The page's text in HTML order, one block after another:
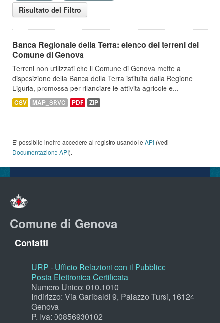
Risultato del Filtro
Banca Regionale della Terra: elenco dei terreni del
Comune di Genova
Terreni non utilizzati che il Comune di Genova mette a
disposizione della Banca della Terra istituita dalla Regione
Liguria, promossa per rilanciare le attività agricole e...
CSV MAP_SRVC PDF ZIP
E' possibile inoltre accedere al registro usando le API (vedi
Documentazione API).
Comune di Genova
Contatti
URP - Ufficio Relazioni con il Pubblico
Posta Elettronica Certificata
Numero Unico: 010.1010
Indirizzo: Via Garibaldi 9, Palazzo Tursi, 16124
Genova
P. Iva: 00856930102